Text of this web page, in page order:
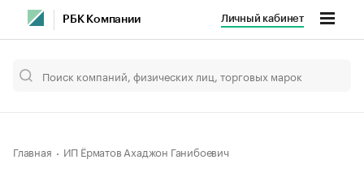
РБК Компании Личный кабинет
Главная ИП Ёрматов Ахаджон Ганибоевич